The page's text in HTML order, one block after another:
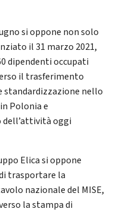
si oppone non solo
il 31 marzo 2021,
dipendenti occupati
il trasferimento
standardizzazione nello
Polonia e
dell’attività oggi
Elica si oppone
trasportare la
nazionale del MISE,
la stampa di